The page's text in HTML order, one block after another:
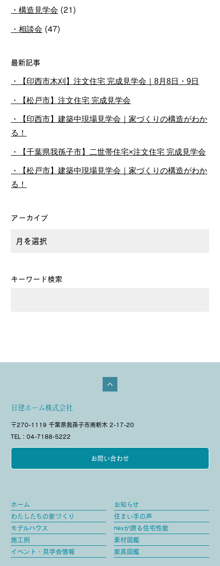
構造見学会 (21)
相談会 (47)
最新記事
【印西市木刈】注文住宅 完成見学会｜8月8日・9日
【松戸市】注文住宅 完成見学会
【印西市】建築中現場見学会｜家づくりの構造がわか
る！
【千葉県我孫子市】二世帯住宅×注文住宅 完成見学会
【松戸市】建築中現場見学会｜家づくりの構造がわか
る！
アーカイブ
キーワード検索
日建ホーム株式会社
〒270-1119 千葉県我孫子市南新木 2-17-20
TEL：04-7188-5222
お問い合わせ
ホーム
わたしたちの家づくり
モデルハウス
施工例
イベント・見学会情報
お知らせ
住まい手の声
nexが誇る住宅性能
素材図鑑
家具図鑑